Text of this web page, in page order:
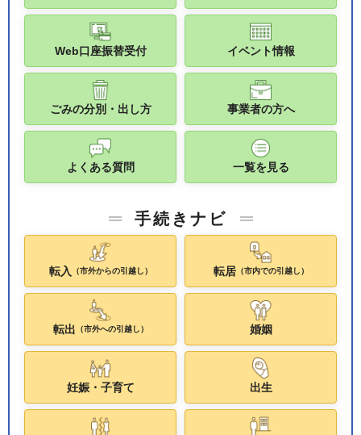
Web口座振替受付 イベント情報
ごみの分別・出し方 事業者の方へ
よくある質問 一覧を見る
手続きナビ
転入 （市外からの引越し） 転居（市内での引越し）
転出 （市外への引越し） 婚姻
妊娠・子育て 出生